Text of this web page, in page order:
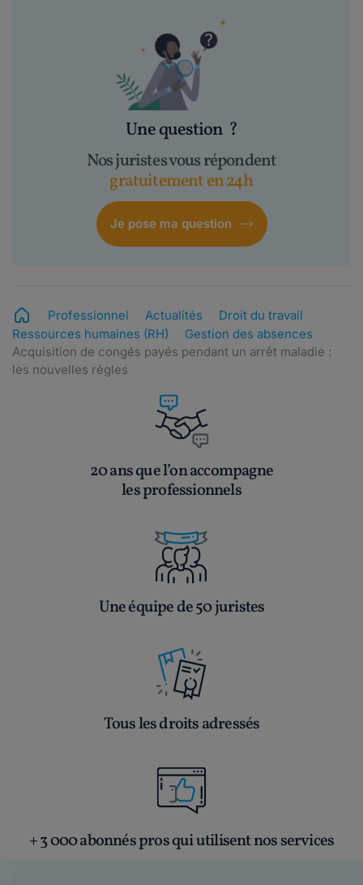
Une question ?
Nos juristes vous répondent
gratuitement en 24h
Je pose ma question
Professionnel Actualités
Droit du travail
Ressources humaines (RH)
Gestion des absences
Acquisition de congés payés pendant un arrêt maladie :
les nouvelles règles
20 ans que l’on accompagne
les professionnels
Une équipe de 50 juristes
Tous les droits adressés
+ 3 000 abonnés pros qui utilisent nos services